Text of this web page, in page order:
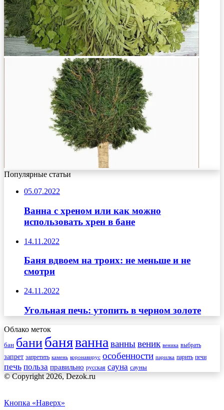
Популярные статьи
05.07.2022
Ванна с хреном или как можно
использовать хрен в бане
14.11.2022
Баня вдвоем на троих: не меньше и не
смотри
24.11.2022
Угольная печь: утопить в черном золоте
Облако меток
бан банибаняваннаваннывеник веника выбрать
запрет запретить камень коронавирус особенности парилка парить печи
печь польза правильно русская сауна сауны
© Copyright 2026, Dezok.ru
Кнопка «Наверх»